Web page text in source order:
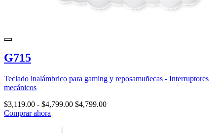
G715
Teclado inalámbrico para gaming y reposamuñecas - Interruptores
mecánicos
$3,119.00 - $4,799.00 $4,799.00
Comprar ahora